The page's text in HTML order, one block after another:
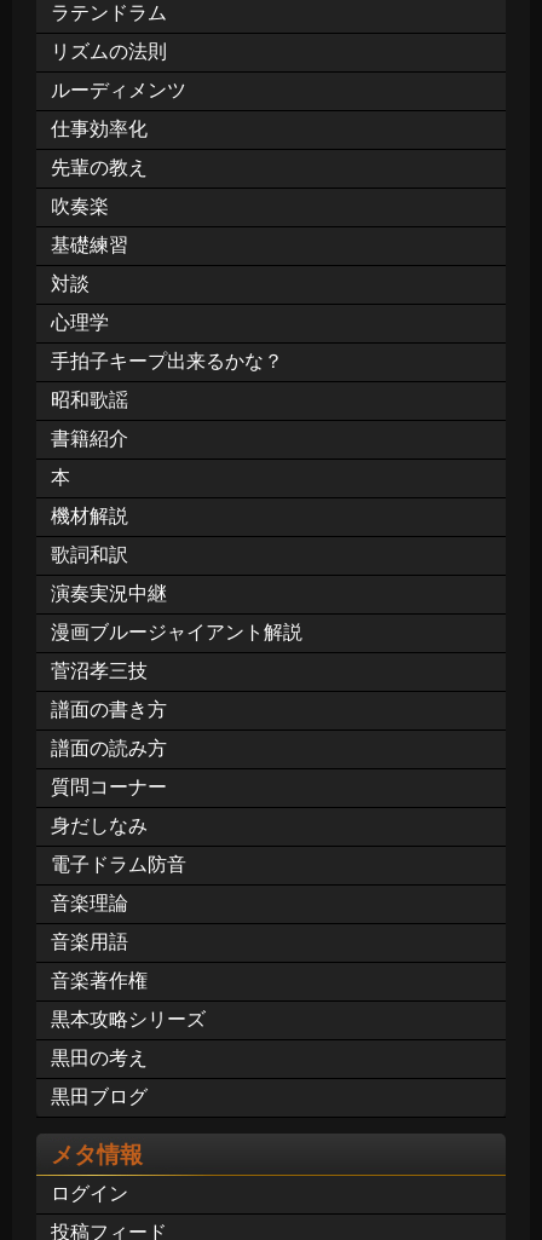
ラテンドラム
リズムの法則
ルーディメンツ
仕事効率化
先輩の教え
吹奏楽
基礎練習
対談
心理学
手拍子キープ出来るかな？
昭和歌謡
書籍紹介
本
機材解説
歌詞和訳
演奏実況中継
漫画ブルージャイアント解説
菅沼孝三技
譜面の書き方
譜面の読み方
質問コーナー
身だしなみ
電子ドラム防音
音楽理論
音楽用語
音楽著作権
黒本攻略シリーズ
黒田の考え
黒田ブログ
メタ情報
ログイン
投稿フィード